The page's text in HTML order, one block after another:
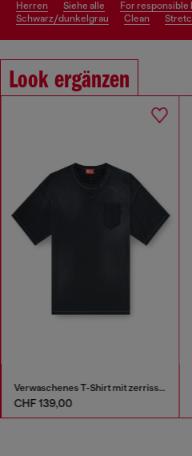
herren siehe alle for responsible
schwarz/dunkelgrau
clean
Look ergänzen
Verwaschenes T-Shirt mit zerrissener Brusttasche
CHF 139,00